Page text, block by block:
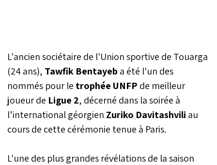
L'ancien sociétaire de l'Union sportive de Touarga
(24 ans), Tawfik Bentayeb a été l'un des
nommés pour le trophée UNFP de meilleur
joueur de Ligue 2, décerné dans la soirée à
l’international géorgien Zuriko Davitashvili au
cours de cette cérémonie tenue à Paris.
L'une des plus grandes révélations de la saison